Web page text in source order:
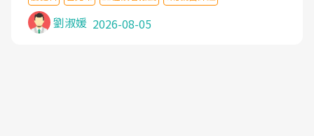
沒有用,後來連吃到嗎啡類止痛藥都效果有限,只是壓
症狀,沒多久就痛起來,多年失眠嚴重影響生活品質.
台灣親友介紹忠孝醫院杜育才主任是頸頭症候群專
劉淑媛 2026-08-05